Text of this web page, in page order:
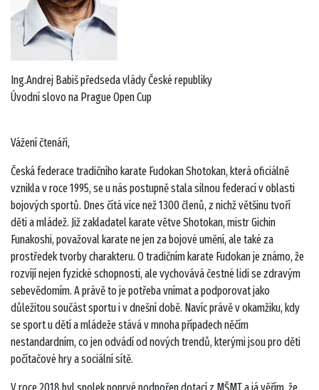
Ing.Andrej Babiš předseda vlády České republiky
Úvodní slovo na Prague Open Cup
Vážení čtenáři,
Česká federace tradičního karate Fudokan Shotokan, která oficiálně
vznikla v roce 1995, se u nás postupně stala silnou federací v oblasti
bojových sportů. Dnes čítá více než 1300 členů, z nichž většinu tvoří
děti a mládež. Již zakladatel karate větve Shotokan, mistr Gichin
Funakoshi, považoval karate ne jen za bojové umění, ale také za
prostředek tvorby charakteru. O tradičním karate Fudokan je známo, že
rozvíjí nejen fyzické schopnosti, ale vychovává čestné lidi se zdravým
sebevědomím. A právě to je potřeba vnímat a podporovat jako
důležitou součást sportu i v dnešní době. Navíc právě v okamžiku, kdy
se sport u dětí a mládeže stává v mnoha případech něčím
nestandardním, co jen odvádí od nových trendů, kterými jsou pro děti
počítačové hry a sociální sítě.